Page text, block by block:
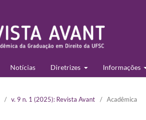
Notícias Diretrizes Informações
/ v. 9 n. 1 (2025): Revista Avant / Acadêmica